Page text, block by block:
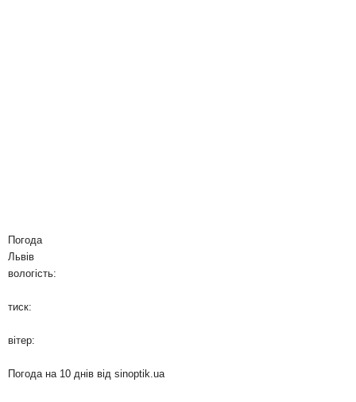
Погода
Львів
вологість:
тиск:
вітер:
Погода на 10 днів від sinoptik.ua